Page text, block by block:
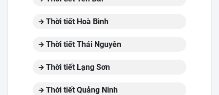
Thời tiết Hoà Bình
Thời tiết Thái Nguyên
Thời tiết Lạng Sơn
Thời tiết Quảng Ninh